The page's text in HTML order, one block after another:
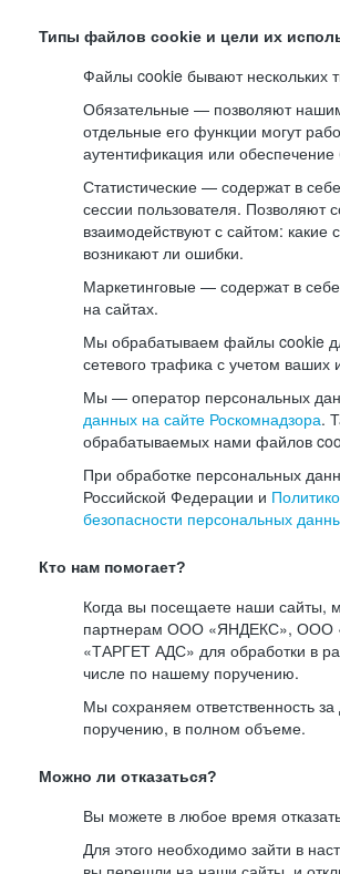
Типы файлов cookie и цели их
Файлы cookie бывают нескольких
Обязательные — позволяют
отдельные его функции могут
аутентификация или обеспечение
Статистические — содержат в
сессии пользователя. Позволяют
взаимодействуют с сайтом:
возникают ли ошибки.
Маркетинговые — содержат в
на сайтах.
Мы обрабатываем файлы cookie
сетевого трафика с учетом
Мы — оператор персональных
данных на сайте Роскомнадзора.
обрабатываемых нами файлов
При обработке персональных
Российской Федерации и
безопасности персональных
Кто нам помогает?
Когда вы посещаете наши
партнерам ООО «ЯНДЕКС», ООО
«ТАРГЕТ АДС» для обработки в
числе по нашему поручению.
Мы сохраняем ответственность
поручению, в полном объеме.
Можно ли отказаться?
Вы можете в любое время
Для этого необходимо зайти в